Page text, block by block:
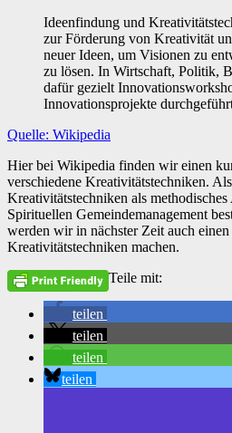
Ideenfindung und
zur Förderung von Kreativität
neuer Ideen, um Visionen zu
zu lösen. In Wirtschaft, Politik,
dafür gezielt
Innovationsprojekte
Quelle: Wikipedia
Hier bei Wikipedia finden wir einen
verschiedene Kreativitätstechniken.
Kreativitätstechniken als
Spirituellen Gemeindemanagement
werden wir in nächster Zeit auch
Kreativitätstechniken machen.
Teile mit:
teilen
teilen
teilen
teilen